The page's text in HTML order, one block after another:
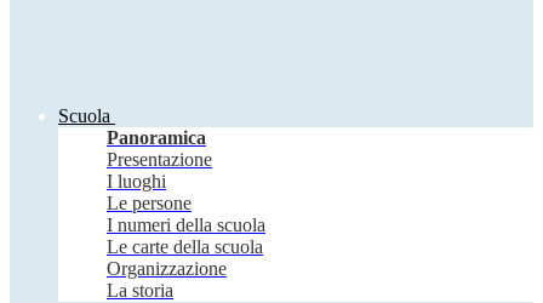
Scuola
Panoramica
Presentazione
I luoghi
Le persone
I numeri della scuola
Le carte della scuola
Organizzazione
La storia